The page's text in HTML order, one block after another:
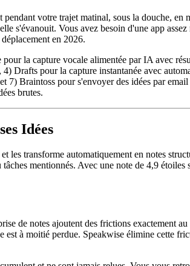
votre trajet matinal, sous la douche,
s'évanouit. Vous avez besoin d'une app
en 2026.
la capture vocale alimentée par IA avec
Drafts pour la capture instantanée avec
Braintoss pour s'envoyer des idées par
brutes.
Idées
transforme automatiquement en notes
mentionnés. Avec une note de 4,9
de notes ajoutent des frictions exactement
à moitié perdue. Speakwise élimine cette